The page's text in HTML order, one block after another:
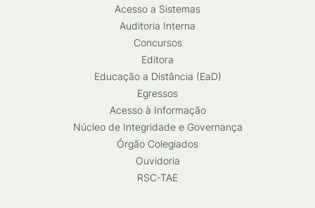
Acesso a Sistemas
Auditoria Interna
Concursos
Editora
Educação a Distância (EaD)
Egressos
Acesso à Informação
Núcleo de Integridade e Governança
Órgão Colegiados
Ouvidoria
RSC-TAE